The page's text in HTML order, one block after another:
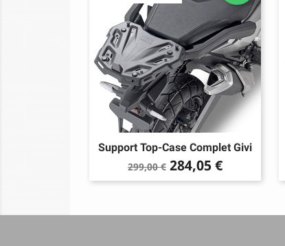
Support Top-Case Complet Givi
Prix
de
299,00 € Prix
284,05 €